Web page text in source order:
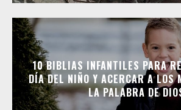
10 BIBLIAS INFANTILES PARA
DÍA DEL NIÑO Y ACERCAR A LOS
LA PALABRA DE